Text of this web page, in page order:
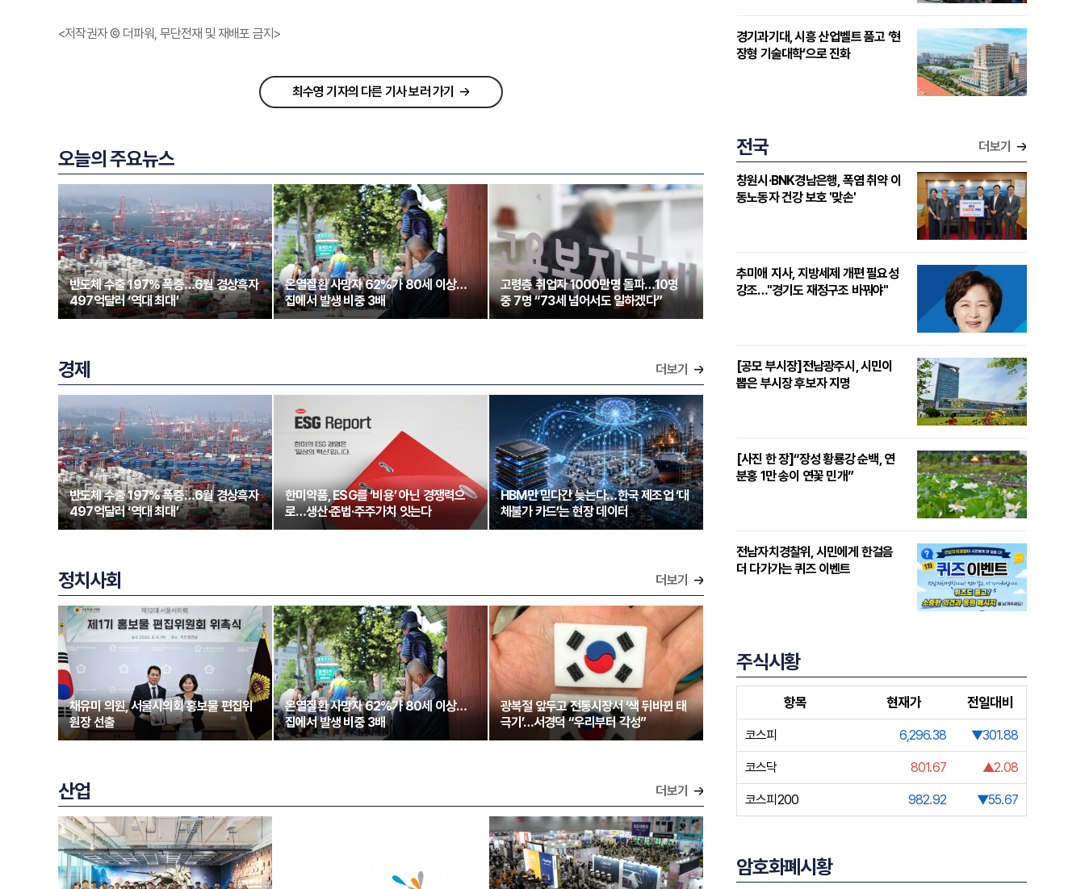
<저작권자 © 더파워, 무단전재 및 재배포 금지>
최수영 기자의 다른 기사 보러 가기
오늘의 주요뉴스
반도체 수출 197% 폭증…6월 경상흑자
497억달러 ‘역대 최대’
온열질환 사망자 62%가 80세 이상…
집에서 발생 비중 3배
고령층 취업자 1000만명 돌파…10명
중 7명 “73세 넘어서도 일하겠다”
경제 더보기
반도체 수출 197% 폭증…6월 경상흑자
497억달러 ‘역대 최대’
한미약품, ESG를 ‘비용’ 아닌 경쟁력으
로…생산·준법·주주가치 잇는다
HBM만 믿다간 늦는다…한국 제조업 ‘대
체불가 카드’는 현장 데이터
정치사회 더보기
채유미 의원, 서울시의회 홍보물 편집위
원장 선출
온열질환 사망자 62%가 80세 이상…
집에서 발생 비중 3배
광복절 앞두고 전통시장서 ‘색 뒤바뀐 태
극기’…서경덕 “우리부터 각성”
산업 더보기
경기과기대, 시흥 산업벨트 품고 ‘현
장형 기술대학’으로 진화
전국 더보기
창원시·BNK경남은행, 폭염 취약 이
동노동자 건강 보호 '맞손'
추미애 지사, 지방세제 개편 필요성
강조…"경기도 재정구조 바꿔야"
[공모 부시장]전남광주시, 시민이
뽑은 부시장 후보자 지명
[사진 한 장]“장성 황룡강 순백, 연
분홍 1만 송이 연꽃 민개”
전남자치경찰위, 시민에게 한걸음
더 다가가는 퀴즈 이벤트
주식시황
항목 현재가 전일대비
코스피 6,296.38 ▼301.88
코스닥 801.67 ▲2.08
코스피200 982.92 ▼55.67
암호화폐시황